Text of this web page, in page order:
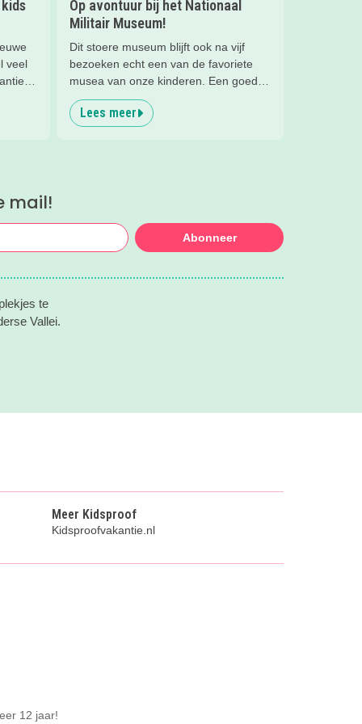
veel
Op avontuur bij het Nationaal
Militair Museum!
Dit stoere museum blijft ook na vijf
bezoeken echt een van de favoriete
musea van onze kinderen. Een goede
reden om de kids eens te vragen wat
ze zo leuk vinden aan het NMM. ‘De
Lees meer
mail!
Abonneer
te
Vallei.
Meer Kidsproof
Kidsproofvakantie.nl
12 jaar!